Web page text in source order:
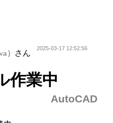
） さん
2025-03-17 12:52:56
作業中
AutoCAD